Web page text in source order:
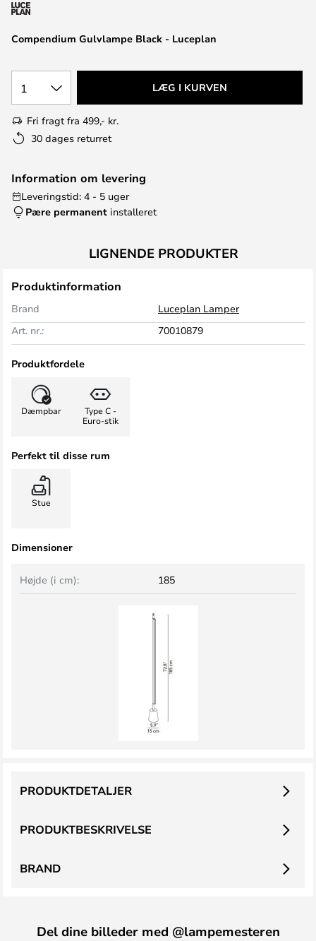
Compendium Gulvlampe Black - Luceplan
1 LÆG I KURVEN
Fri fragt fra 499,- kr.
30 dages returret
Information om levering
Leveringstid: 4 - 5 uger
Pære permanent installeret
LIGNENDE PRODUKTER
Produktinformation
Brand
Luceplan Lamper
Art. nr.:
70010879
Produktfordele
Dæmpbar
Type C -
Euro-stik
Perfekt til disse rum
Stue
Dimensioner
Højde (i cm): 185
PRODUKTBESKRIVELSE
PRODUKTDETALJER
BRAND
Del dine billeder med @lampemesteren